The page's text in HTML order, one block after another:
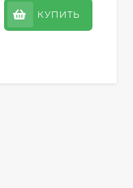
КУПИТЬ